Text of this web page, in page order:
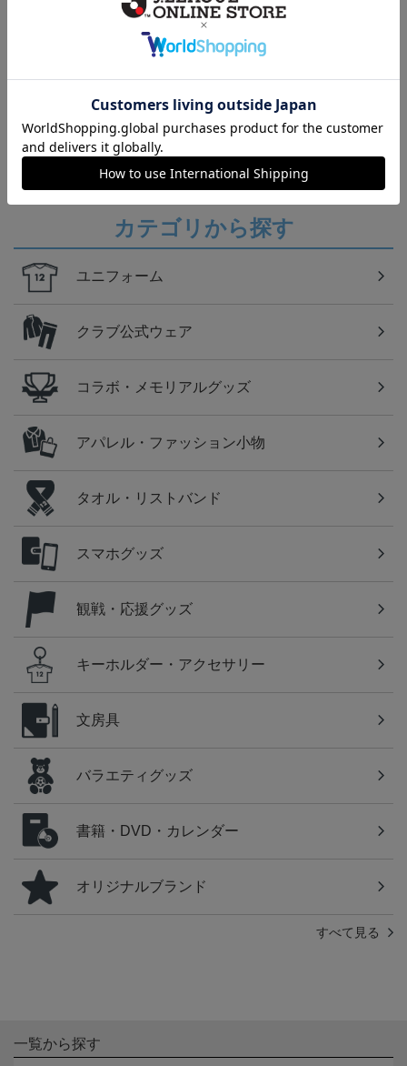
讃岐
カマタマーレ讃岐のすべてのグッズをチェックした
カテゴリから探す
ユニフォーム
クラブ公式ウェア
コラボ・メモリアルグッズ
アパレル・ファッション小物
タオル・リストバンド
スマホグッズ
観戦・応援グッズ
キーホルダー・アクセサリー
文房具
バラエティグッズ
書籍・DVD・カレンダー
オリジナルブランド
すべて見る
一覧から探す